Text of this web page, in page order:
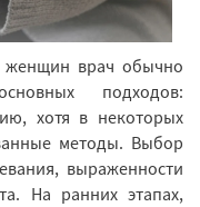
врач обычно
подходов:
хотя в некоторых
методы. Выбор
выраженности
На ранних этапах,